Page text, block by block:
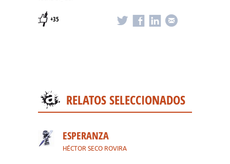
+35
RELATOS SELECCIONADOS
ESPERANZA
HÉCTOR SECO ROVIRA